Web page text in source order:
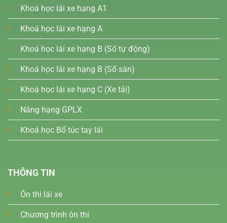
Khoá học lái xe hạng A1
Khoá học lái xe hạng A
Khoá học lái xe hạng B (Số tự động)
Khoá học lái xe hạng B (Số sàn)
Khoá học lái xe hạng C (Xe tải)
Nâng hạng GPLX
Khoá học Bổ túc tay lái
THÔNG TIN
Ôn thi lái xe
Chương trình ôn thi